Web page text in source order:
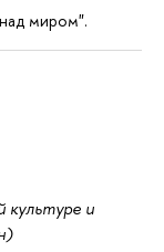
миром".
культуре и